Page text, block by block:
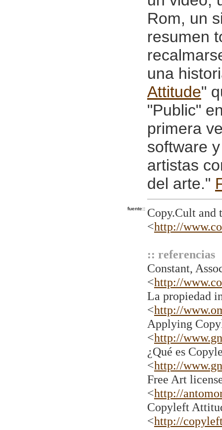
Rom, un
resumen
una
Attitude"
"Public"
primera
software
artistas
del arte."
fuente:: Copy.Cult and
<http://
:: referencias
Constant,
<http://
La propiedad
<http://
Applying
<http://
¿Qué es
<http://
Free Art
<http://
Copyleft
<http://